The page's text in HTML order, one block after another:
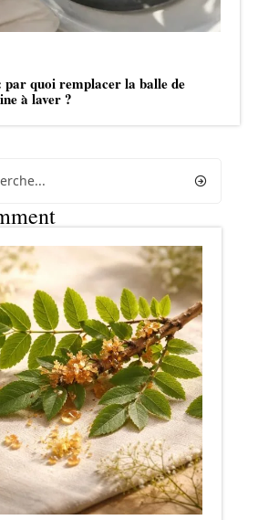
par quoi remplacer la balle de
à laver ?